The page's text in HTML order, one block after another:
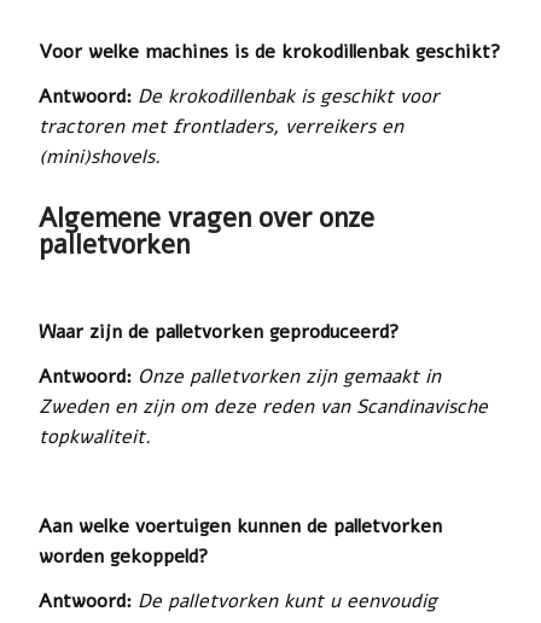
Voor welke machines is de krokodillenbak geschikt?
Antwoord: De krokodillenbak is geschikt voor
tractoren met frontladers, verreikers en
(mini)shovels.
Algemene vragen over onze
palletvorken
Waar zijn de palletvorken geproduceerd?
Antwoord: Onze palletvorken zijn gemaakt in
Zweden en zijn om deze reden van Scandinavische
topkwaliteit.
Aan welke voertuigen kunnen de palletvorken
worden gekoppeld?
Antwoord: De palletvorken kunt u eenvoudig